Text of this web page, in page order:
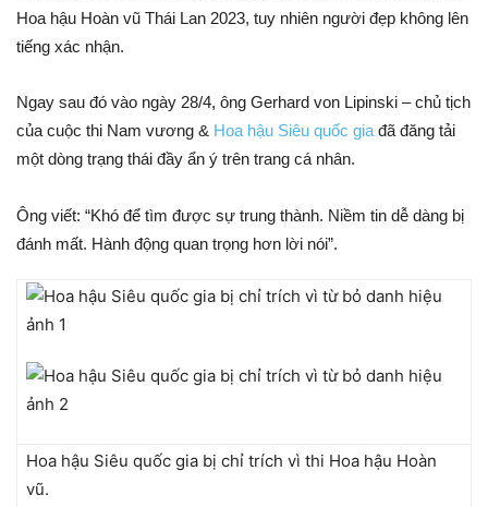
Hoa hậu Hoàn vũ Thái Lan 2023, tuy nhiên người đẹp không lên
tiếng xác nhận.
Ngay sau đó vào ngày 28/4, ông Gerhard von Lipinski – chủ tịch
của cuộc thi Nam vương & Hoa hậu Siêu quốc giađã đăng tải
một dòng trạng thái đầy ẩn ý trên trang cá nhân.
Ông viết: “Khó để tìm được sự trung thành. Niềm tin dễ dàng bị
đánh mất. Hành động quan trọng hơn lời nói”.
Hoa hậu Siêu quốc gia bị chỉ trích vì thi Hoa hậu Hoàn
vũ.